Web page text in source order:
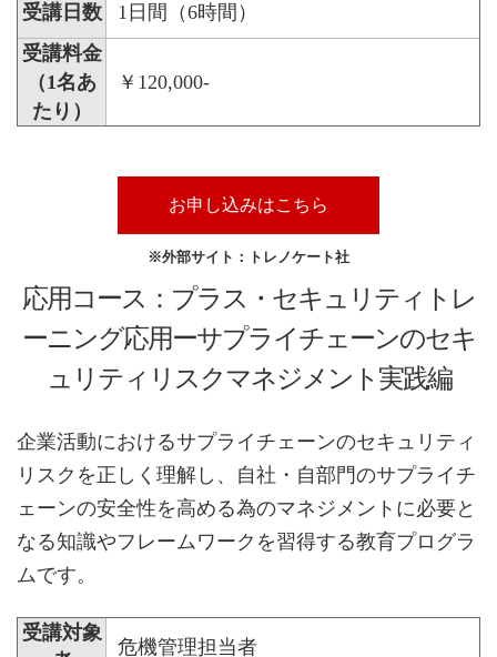
受講日数
1日間（6時間）
受講料金
（1名あ
たり）
￥120,000-
お申し込みはこちら
※外部サイト：トレノケート社
応用コース：プラス・セキュリティトレ
ーニング応用ーサプライチェーンのセキ
ュリティリスクマネジメント実践編
企業活動におけるサプライチェーンのセキュリティ
リスクを正しく理解し、自社・自部門のサプライチ
ェーンの安全性を高める為のマネジメントに必要と
なる知識やフレームワークを習得する教育プログラ
ムです。
受講対象
危機管理担当者